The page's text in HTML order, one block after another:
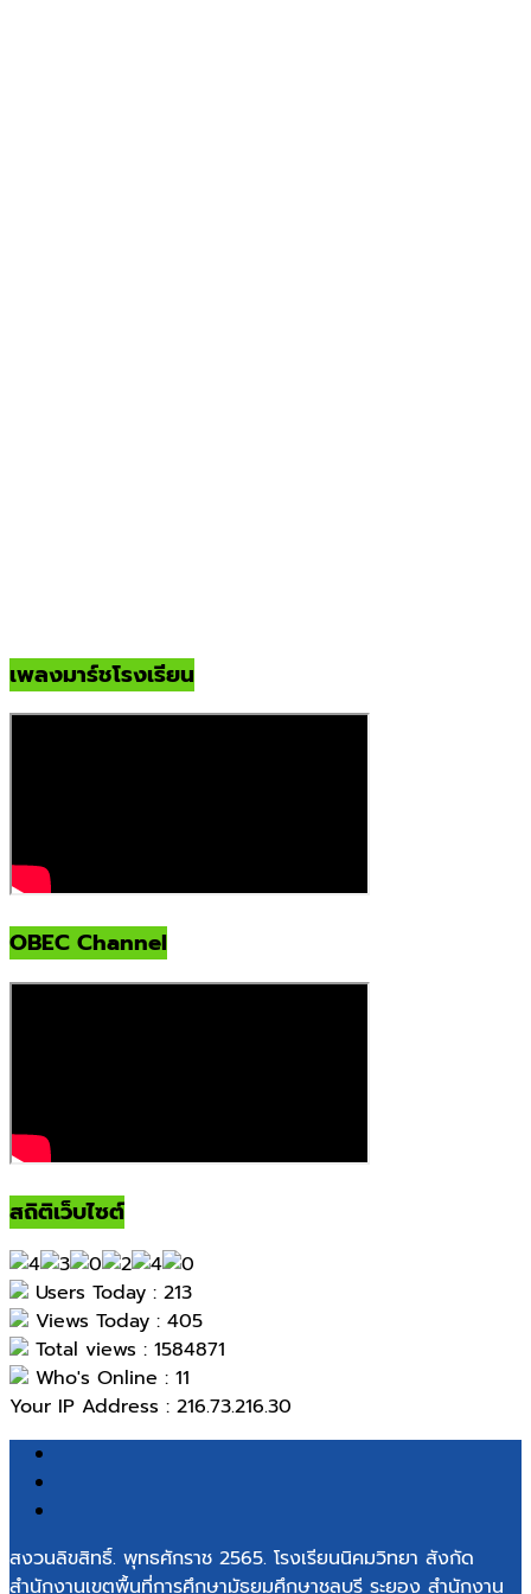
เพลงมาร์ชโรงเรียน
OBEC Channel
สถิติเว็บไซต์
Users Today : 213
Views Today : 405
Total views : 1584871
Who's Online : 11
Your IP Address : 216.73.216.30
สงวนลิขสิทธิ์. พุทธศักราช 2565. โรงเรียนนิคมวิทยา สังกัด
สำนักงานเขตพื้นที่การศึกษามัธยมศึกษาชลบุรี ระยอง สำนักงาน